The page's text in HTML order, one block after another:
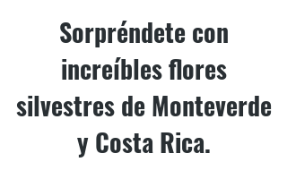
Sorpréndete con
increíbles flores
silvestres de Monteverde
y Costa Rica.